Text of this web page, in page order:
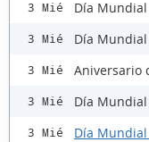
3 Mié Día
3 Mié Día
3 Mié Aniversario
3 Mié Día
3 Mié Día